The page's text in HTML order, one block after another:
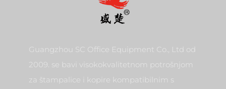
Guangzhou SC Office Equipment Co., Ltd od
2009. se bavi visokokvalitetnom potrošnjom
za štampalice i kopire kompatibilnim s